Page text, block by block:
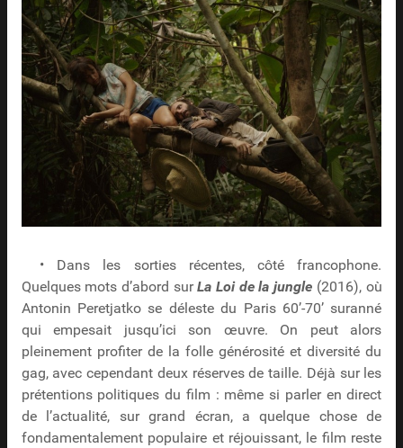
• Dans les sorties récentes, côté francophone.
Quelques mots d’abord surLa Loi de la jungle (2016), où
Antonin Peretjatko se déleste du Paris 60’-70’ suranné
qui empesait jusqu’ici son œuvre. On peut alors
pleinement profiter de la folle générosité et diversité du
gag, avec cependant deux réserves de taille. Déjà sur les
prétentions politiques du film : même si parler en direct
de l’actualité, sur grand écran, a quelque chose de
fondamentalement populaire et réjouissant, le film reste